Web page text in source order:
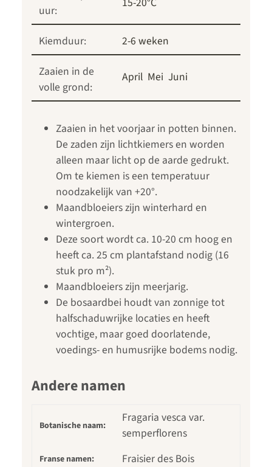
uur:
Kiemduur:
2-6 weken
Zaaien in de
volle grond:
April Mei Juni
Zaaien in het voorjaar in potten binnen.
De zaden zijn lichtkiemers en worden
alleen maar licht op de aarde gedrukt.
Om te kiemen is een temperatuur
noodzakelijk van +20°.
Maandbloeiers zijn winterhard en
wintergroen.
Deze soort wordt ca. 10-20 cm hoog en
heeft ca. 25 cm plantafstand nodig (16
stuk pro m²).
Maandbloeiers zijn meerjarig.
De bosaardbei houdt van zonnige tot
halfschaduwrijke locaties en heeft
vochtige, maar goed doorlatende,
voedings- en humusrijke bodems nodig.
Andere namen
Botanische naam:
Fragaria vesca var.
semperflorens
Franse namen: Fraisier des Bois